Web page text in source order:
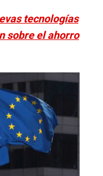
tecnologías
sobre el ahorro